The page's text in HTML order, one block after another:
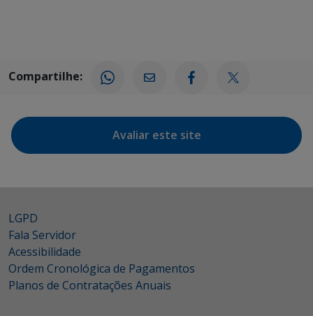
Compartilhe:
Avaliar este site
LGPD
Fala Servidor
Acessibilidade
Ordem Cronológica de Pagamentos
Planos de Contratações Anuais